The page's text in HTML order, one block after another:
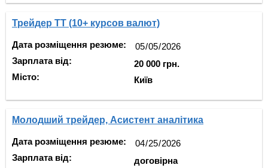
Трейдер TT (10+ курсов валют)
Дата розміщення резюме:
Зарплата від:
Місто:
20 000 грн.
Київ
Молодший трейдер, Асистент аналітика
Дата розміщення резюме:
Зарплата від:
договірна